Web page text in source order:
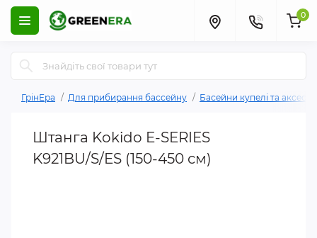
0
ГрінЕра Для прибирання бассейну Басейни купелі та
Штанга Kokido E-SERIES
K921BU/S/ES (150-450 см)